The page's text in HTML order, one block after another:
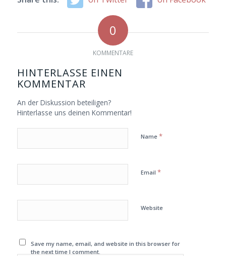
0
KOMMENTARE
HINTERLASSE EINEN
KOMMENTAR
An der Diskussion beteiligen?
Hinterlasse uns deinen Kommentar!
Name *
Email *
Website
Save my name, email, and website in this browser for
the next time I comment.